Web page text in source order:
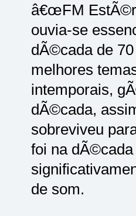
â€œFM
ouvia-se
dÃ©cada de
melhores
intemporais,
dÃ©cada,
sobreviveu
foi na
de som.